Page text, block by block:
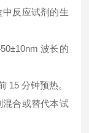
反应试剂的生
波长的
15 分钟预热。
混合或替代本试